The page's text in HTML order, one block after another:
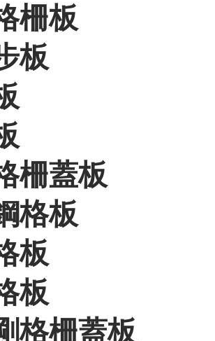
柵板
板
柵蓋板
格板
板
板
格柵蓋板